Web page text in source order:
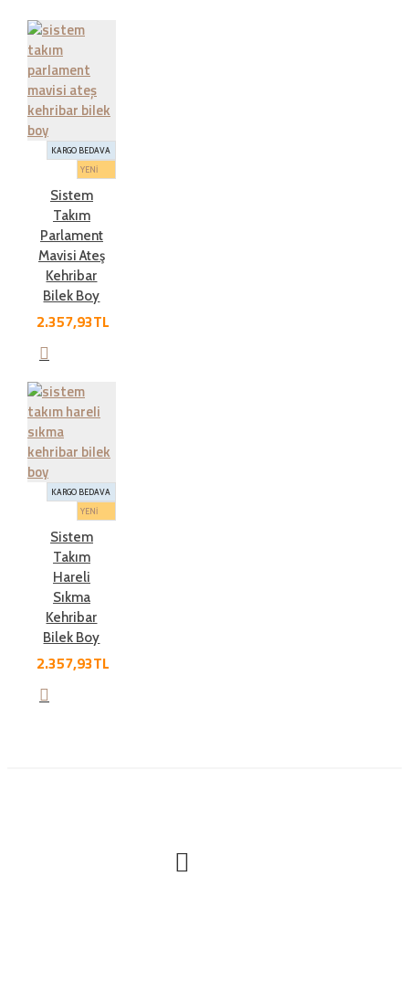
KARGO BEDAVA
YENİ
Sistem
Takım
Parlament
Mavisi Ateş
Kehribar
Bilek Boy
2.357,93TL
KARGO BEDAVA
YENİ
Sistem
Takım
Hareli
Sıkma
Kehribar
Bilek Boy
2.357,93TL